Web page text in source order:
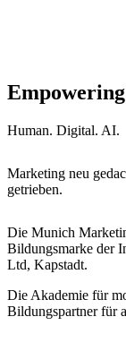
Human. Digital. AI.
Marketing neu
getrieben.
Die Munich
Bildungsmarke der
Ltd, Kapstadt.
Die Akademie für
Bildungspartner für